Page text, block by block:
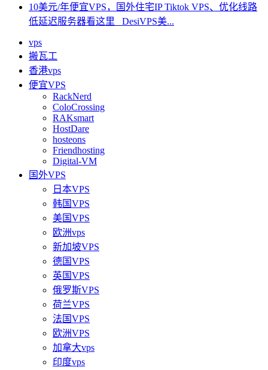
10美元/年便宜VPS，国外住宅IP Tiktok VPS、优化线路
低延迟服务器看这里 DesiVPS美...
vps
搬瓦工
香港vps
便宜VPS
RackNerd
ColoCrossing
RAKsmart
HostDare
hosteons
Friendhosting
Digital-VM
国外VPS
日本VPS
韩国VPS
美国VPS
欧洲vps
新加坡VPS
德国VPS
英国VPS
俄罗斯VPS
荷兰VPS
法国VPS
欧洲VPS
加拿大vps
印度vps